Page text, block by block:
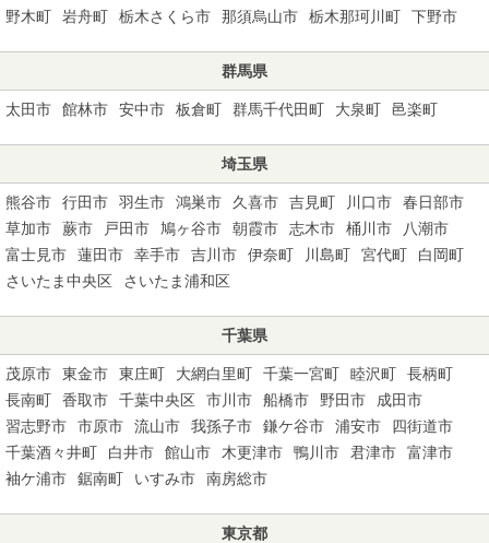
野木町 岩舟町 栃木さくら市 那須烏山市 栃木那珂川町 下野市
群馬県
太田市 館林市 安中市 板倉町 群馬千代田町 大泉町 邑楽町
埼玉県
熊谷市 行田市 羽生市 鴻巣市 久喜市 吉見町 川口市
春日部市
草加市
蕨市 戸田市 鳩ヶ谷市 朝霞市 志木市 桶川市
八潮市
富士見市
蓮田市 幸手市 吉川市 伊奈町 川島町 宮代町
白岡町
さいたま中央区
さいたま浦和区
千葉県
茂原市 東金市 東庄町 大網白里町 千葉一宮町 睦沢町
長柄町
長南町
香取市 千葉中央区 市川市 船橋市 野田市
成田市
習志野市
市原市 流山市 我孫子市 鎌ケ谷市 浦安市
四街道市
千葉酒々井町
白井市 館山市 木更津市 鴨川市 君津市
富津市
袖ケ浦市
鋸南町 いすみ市 南房総市
東京都